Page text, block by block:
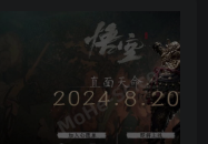
时的旅程之后，我怀
成品面前也都会显得
年来我体验过的最出色